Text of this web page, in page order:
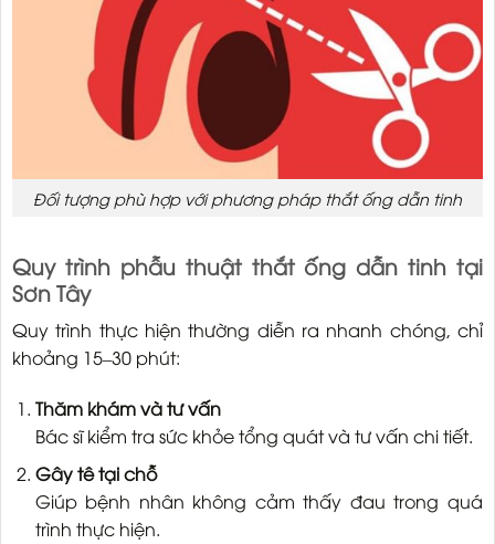
Đối tượng phù hợp với phương pháp thắt ống dẫn tinh
Quy trình phẫu thuật thắt ống dẫn tinh tại
Sơn Tây
Quy trình thực hiện thường diễn ra nhanh chóng, chỉ
khoảng 15–30 phút:
Thăm khám và tư vấn
Bác sĩ kiểm tra sức khỏe tổng quát và tư vấn chi tiết.
Gây tê tại chỗ
Giúp bệnh nhân không cảm thấy đau trong quá
trình thực hiện.